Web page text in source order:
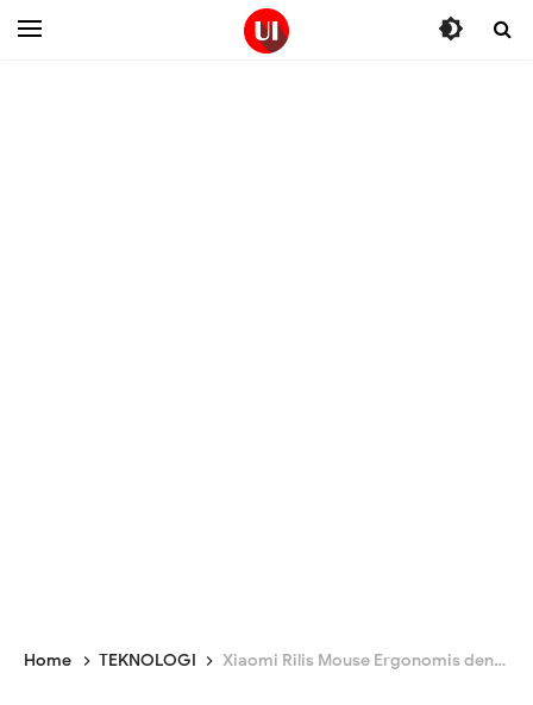
Home TEKNOLOGI Xiaomi Rilis Mouse Ergonomis dengan Harga Terjangkau, Cocok untuk Aktivitas Sehari-Hari!